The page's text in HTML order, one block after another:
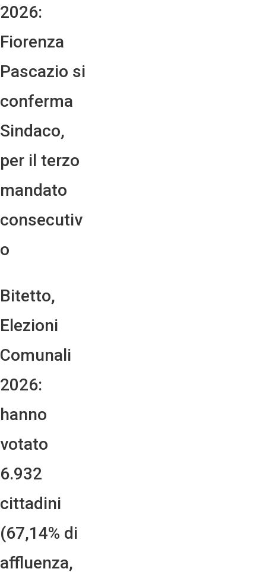
2026:
Fiorenza
Pascazio si
conferma
Sindaco,
per il terzo
mandato
consecutiv
o
Bitetto,
Elezioni
Comunali
2026:
hanno
votato
6.932
cittadini
(67,14% di
affluenza,